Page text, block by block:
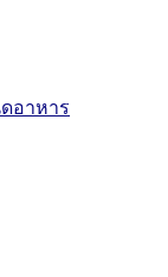
อาหาร